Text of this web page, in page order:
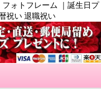
ォトフレーム ｜誕生日プ
祝い 退職祝い